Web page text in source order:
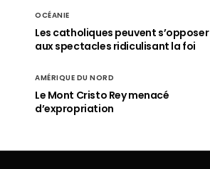
OCÉANIE
Les catholiques peuvent s’opposer
aux spectacles ridiculisant la foi
AMÉRIQUE DU NORD
Le Mont Cristo Rey menacé
d’expropriation